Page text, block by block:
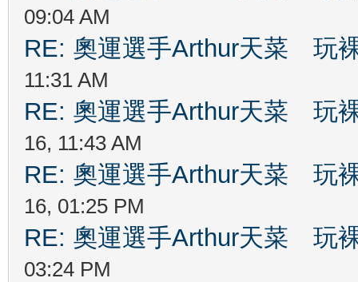
09:04 AM
RE: 奧運選手Arthur天菜 玩
11:31 AM
RE: 奧運選手Arthur天菜 玩
16, 11:43 AM
RE: 奧運選手Arthur天菜 玩
16, 01:25 PM
RE: 奧運選手Arthur天菜 玩
03:24 PM